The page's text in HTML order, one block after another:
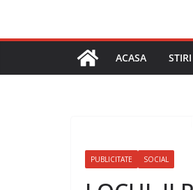
ACASA STIRI
PUBLICITATE SOCIAL